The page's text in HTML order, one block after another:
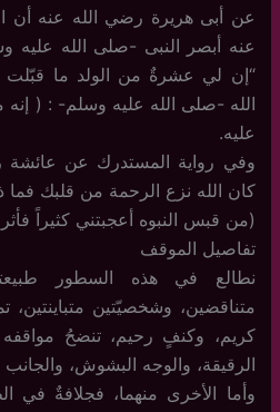
عن أبى هريرة رضي الله عنه أن
عنه أبصر النبى -صلى الله عليه
“إن لي عشرةٌ من الولد ما قبّلت
الله -صلى الله عليه وسلم- : (
عليه.
وفي رواية المستدرك عن عائشة
كان الله نزع الرحمة من قلبك فما
(من قبس النبوه أعجبتني كثيراً
تفاصيل الموقف
نطالع في هذه السطور
متناقضين، وشخصيّتين متباينتين،
كريم، وكنفٍ رحيم، تنضحُ مواقفه
الرقيقة، والوجه البشوش، والجانب
وأما الأخرى منهما، فجلافةٌ في